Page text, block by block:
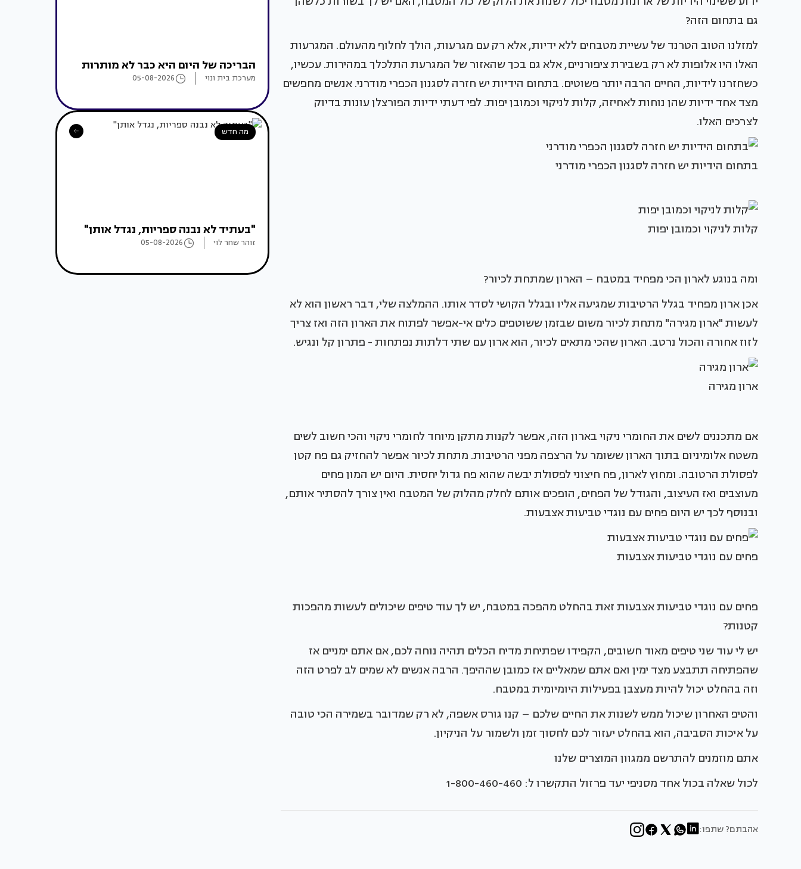
גם בתחום הזה?
למזלנו הטוב הטרנד של עשיית מטבחים ללא ידיות, אלא רק עם מגרעות, הולך לחלוף מהעולם. המגרעות
האלו היו אלופות לא רק בשבירת ציפורניים, אלא גם בכך שהאזור של המגרעת התלכלך במהירות. עכשיו,
כשחזרנו לידיות, החיים הרבה יותר פשוטים. בתחום הידיות יש חזרה לסגנון הכפרי מודרני. אנשים מחפשים
מצד אחד ידיות שהן נוחות לאחיזה, קלות לניקוי וכמובן יפות. לפי דעתי ידיות הפורצלן עונות בדיוק
לצרכים האלו.
בתחום הידיות יש חזרה לסגנון הכפרי מודרני
קלות לניקוי וכמובן יפות
ומה בנוגע לארון הכי מפחיד במטבח – הארון שמתחת לכיור?
אכן ארון מפחיד בגלל הרטיבות שמגיעה אליו ובגלל הקושי לסדר אותו. ההמלצה שלי, דבר ראשון הוא לא
לעשות "ארון מגירה" מתחת לכיור משום שבזמן ששוטפים כלים אי-אפשר לפתוח את הארון הזה ואז צריך
לזוז אחורה והכול נרטב. הארון שהכי מתאים לכיור, הוא ארון עם שתי דלתות נפתחות - פתרון קל ונגיש.
ארון מגירה
אם מתכננים לשים את החומרי ניקוי בארון הזה, אפשר לקנות מתקן מיוחד לחומרי ניקוי והכי חשוב לשים
משטח אלומיניום בתוך הארון ששומר על הרצפה מפני הרטיבות. מתחת לכיור אפשר להחזיק גם פח קטן
לפסולת הרטובה. ומחוץ לארון, פח חיצוני לפסולת יבשה שהוא פח גדול יחסית. היום יש המון פחים
מעוצבים ואז העיצוב, והגודל של הפחים, הופכים אותם לחלק מהלוק של המטבח ואין צורך להסתיר אותם,
ובנוסף לכך יש היום פחים עם נוגדי טביעות אצבעות.
פחים עם נוגדי טביעות אצבעות
פחים עם נוגדי טביעות אצבעות זאת בהחלט מהפכה במטבח, יש לך עוד טיפים שיכולים לעשות מהפכות
קטנות?
יש לי עוד שני טיפים מאוד חשובים, הקפידו שפתיחת מדיח הכלים תהיה נוחה לכם, אם אתם ימניים אז
שהפתיחה תתבצע מצד ימין ואם אתם שמאליים אז כמובן שההיפך. הרבה אנשים לא שמים לב לפרט הזה
וזה בהחלט יכול להיות מעצבן בפעילות היומיומית במטבח.
והטיפ האחרון שיכול ממש לשנות את החיים שלכם – קנו גורס אשפה, לא רק שמדובר בשמירה הכי טובה
על איכות הסביבה, הוא בהחלט יעזור לכם לחסוך זמן ולשמור על הניקיון.
אתם מוזמנים להתרשם ממגוון המוצרים שלנו
לכול שאלה בכול אחד מסניפי יעד פרזול התקשרו ל: 1-800-460-460
אהבתם? שתפו:
הבריכה של היום היא כבר לא מותרות
מערכת בית ונוי 05-08-2026
מה חדש
"בעתיד לא נבנה ספריות, נגדל אותן"
זוהר שחר לוי 05-08-2026